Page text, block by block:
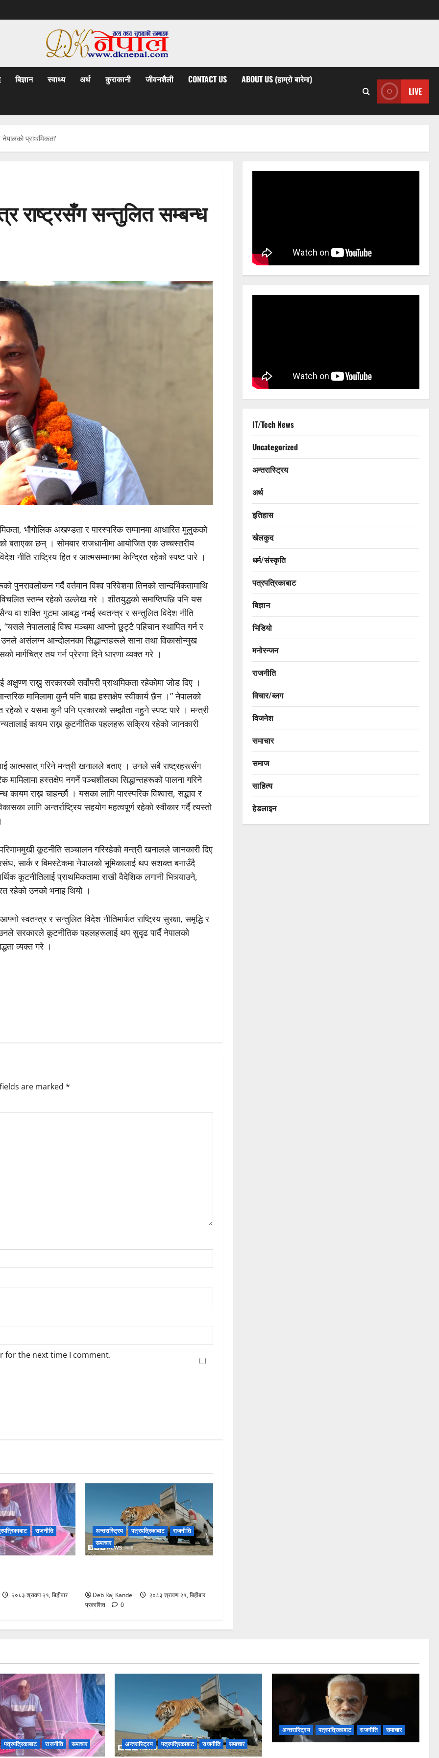
बिज्ञान स्वाथ्य अर्थ कुराकानी जीवनशैली CONTACT US ABOUT US (हाम्रो बारेमा)
LIVE
प्राथमिकता’
राष्ट्रसँग सन्तुलित सम्बन्ध
भौगोलिक अखण्डता र पारस्परिक सम्मानमा आधारित मुलुकको
बताएका छन् । सोमबार राजधानीमा आयोजित एक उच्चस्तरीय
नीति राष्ट्रिय हित र आत्मसम्मानमा केन्द्रित रहेको स्पष्ट पारे ।
गर्दै वर्तमान विश्व परिवेशमा तिनको सान्दर्भिकतामाथि
स्तम्भ रहेको उल्लेख गरे । शीतयुद्धको समाप्तिपछि पनि यस
वा शक्ति गुटमा आबद्ध नभई स्वतन्त्र र सन्तुलित विदेश नीति
नेपाललाई विश्व मञ्चमा आफ्नो छुट्टै पहिचान स्थापित गर्न र
उनले असंलग्न आन्दोलनका सिद्धान्तहरूले साना तथा विकासोन्मुख
मार्गचित्र तय गर्न प्रेरणा दिने धारणा व्यक्त गरे ।
राख्नु सरकारको सर्वोपरी प्राथमिकता रहेकोमा जोड दिए ।
मामिलामा कुनै पनि बाह्य हस्तक्षेप स्वीकार्य छैन ।” नेपालको
रहेको र यसमा कुनै पनि प्रकारको सम्झौता नहुने स्पष्ट पारे । मन्त्री
कायम राख्न कूटनीतिक पहलहरू सक्रिय रहेको जानकारी
आत्मसात् गरिने मन्त्री खनालले बताए । उनले सबै राष्ट्रहरूसँग
हस्तक्षेप नगर्ने पञ्चशीलका सिद्धान्तहरूको पालना गरिने
राख्न चाहन्छौं । यसका लागि पारस्परिक विश्वास, सद्भाव र
लागि अन्तर्राष्ट्रिय सहयोग महत्वपूर्ण रहेको स्वीकार गर्दै त्यस्तो
कूटनीति सञ्चालन गरिरहेको मन्त्री खनालले जानकारी दिए
सार्क र बिमस्टेकमा नेपालको भूमिकालाई थप सशक्त बनाउँदै
कूटनीतिलाई प्राथमिकतामा राखी वैदेशिक लगानी भित्र्याउने,
रहेको उनको भनाइ थियो ।
स्वतन्त्र र सन्तुलित विदेश नीतिमार्फत राष्ट्रिय सुरक्षा, समृद्धि र
उनले सरकारले कूटनीतिक पहलहरूलाई थप सुदृढ पार्दै नेपालको
व्यक्त गरे ।
are marked *
for the next time I comment.
राजनीति
२०८३ श्रावण २१, बिहीबार
अन्तरास्ट्रिय पत्रपत्रिकाबाट
राजनीति
समाचार
Deb Raj Kandel
२०८३ श्रावण २१, बिहीबार
प्रकाशित
0
IT/Tech News
Uncategorized
अन्तरास्ट्रिय
अर्थ
इतिहास
खेलकुद
धर्म/संस्कृति
पत्रपत्रिकाबाट
बिज्ञान
भिडियो
मनोरन्जन
राजनीति
विचार/ब्लग
विजनेश
समाचार
समाज
साहित्य
हेडलाइन
पत्रपत्रिकाबाट राजनीति समाचार अन्तरास्ट्रिय पत्रपत्रिकाबाट राजनीति समाचार
अन्तरास्ट्रिय पत्रपत्रिकाबाट राजनीति समाचार